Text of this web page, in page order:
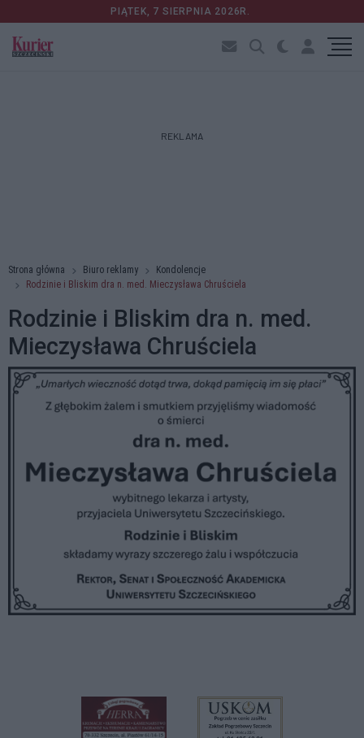
PIĄTEK, 7 SIERPNIA 2026R.
REKLAMA
Strona główna Biuro reklamy
Kondolencje
Rodzinie i Bliskim dra n. med. Mieczysława Chruściela
Rodzinie i Bliskim dra n. med.
Mieczysława Chruściela